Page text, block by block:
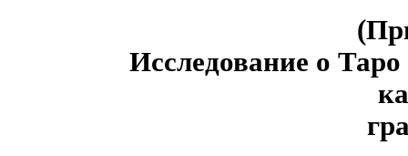
Исследование о